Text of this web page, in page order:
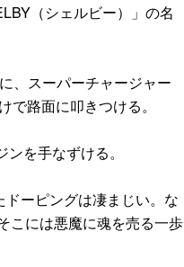
（シェルビー）」の名
、スーパーチャージャー
路面に叩きつける。
を手なずける。
ーピングは凄まじい。な
こには悪魔に魂を売る一歩